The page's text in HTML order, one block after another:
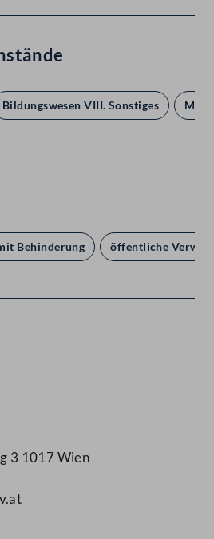
Bildungswesen VIII. Sonstiges
Behinderung öffentliche
3 1017 Wien